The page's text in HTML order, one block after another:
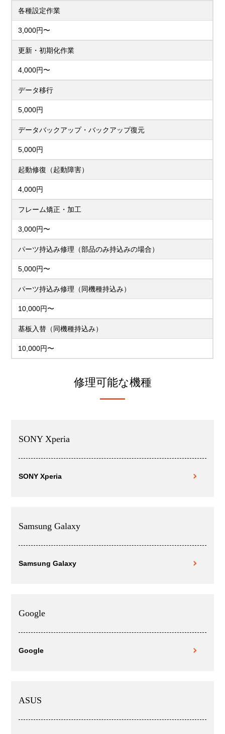
各種設定作業
3,000円〜
更新・初期化作業
4,000円〜
データ移行
5,000円
データバックアップ・バックアップ復元
5,000円
起動修復（起動障害）
4,000円
フレーム矯正・加工
3,000円〜
パーツ持込み修理（部品のみ持込みの場合）
5,000円〜
パーツ持込み修理（同機種持込み）
10,000円〜
基板入替（同機種持込み）
10,000円〜
修理可能な機種
SONY Xperia
SONY Xperia
Samsung Galaxy
Samsung Galaxy
Google
Google
ASUS